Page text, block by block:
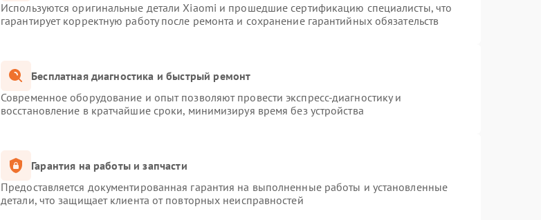
Используются оригинальные детали Xiaomi и прошедшие сертификацию специалисты, что
гарантирует корректную работу после ремонта и сохранение гарантийных обязательств
Бесплатная диагностика и быстрый ремонт
Современное оборудование и опыт позволяют провести экспресс-диагностику и
восстановление в кратчайшие сроки, минимизируя время без устройства
Гарантия на работы и запчасти
Предоставляется документированная гарантия на выполненные работы и установленные
детали, что защищает клиента от повторных неисправностей